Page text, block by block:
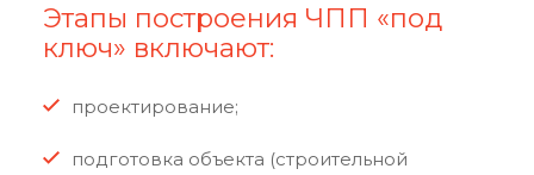
Этапы построения ЧПП «под
ключ» включают:
проектирование;
подготовка объекта (строительной